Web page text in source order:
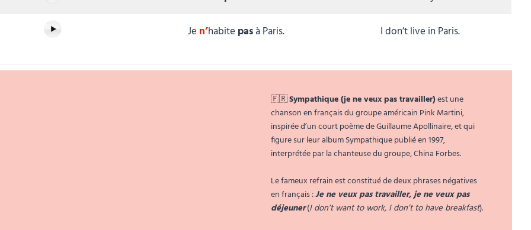
Je n’habite pasà Paris. I don’t live in Paris.
🇫🇷Sympathique (je ne veux pas travailler)est une
chanson en français du groupe américain Pink Martini,
inspirée d’un court poème de Guillaume Apollinaire, et qui
figure sur leur album Sympathique publié en 1997,
interprétée par la chanteuse du groupe, China Forbes.
Le fameux refrain est constitué de deux phrases négatives
en français :Je ne veux pas travailler, je ne veux pas
déjeuner(I don’t want to work, I don’t to have breakfast).